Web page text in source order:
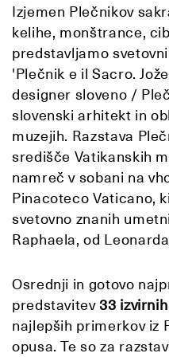
Izjemen Plečnikov
kelihe, monštrance,
predstavljamo
'Plečnik e il Sacro.
designer sloveno /
slovenski arhitekt in
muzejih. Razstava
središče Vatikanskih
namreč v sobani na
Pinacoteco Vaticano,
svetovno znanih
Raphaela, od
Osrednji in gotovo
predstavitev33
najlepših primerkov iz
opusa. Te so za